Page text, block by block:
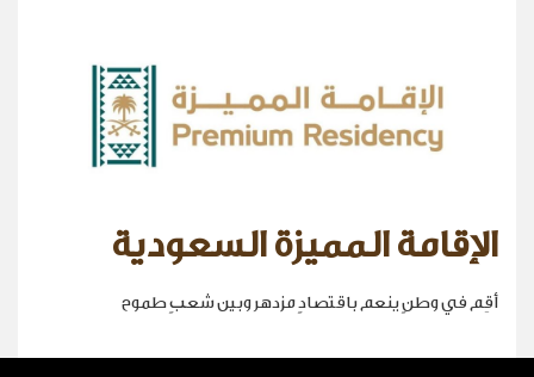
الإقامة المميزة السعودية
أقِم في وطنٍ ينعم باقتصادٍ مزدهر وبين شعبٍ طموح